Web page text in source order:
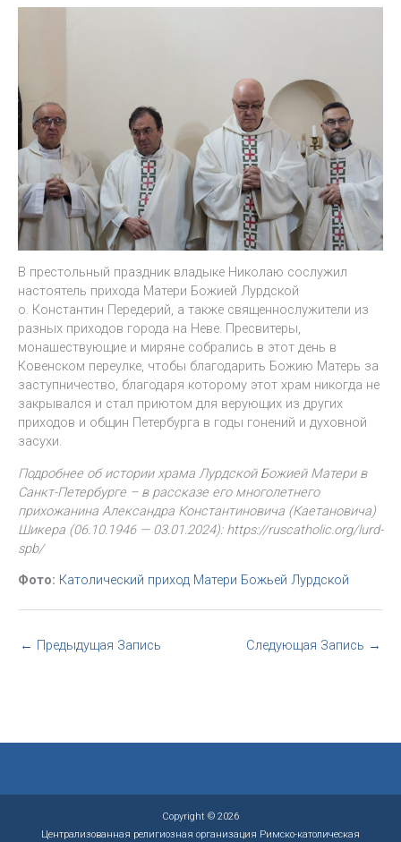
В престольный праздник владыке Николаю сослужил
настоятель прихода Матери Божией Лурдской
о. Константин Передерий, а также священнослужители из
разных приходов города на Неве. Пресвитеры,
монашествующие и миряне собрались в этот день в
Ковенском переулке, чтобы благодарить Божию Матерь за
заступничество, благодаря которому этот храм никогда не
закрывался и стал приютом для верующих из других
приходов и общин Петербурга в годы гонений и духовной
засухи.
Подробнее об истории храма Лурдской Божией Матери в
Санкт-Петербурге – в рассказе его многолетнего
прихожанина Александра Константиновича (Каетановича)
Шикера (06.10.1946 — 03.01.2024): https://ruscatholic.org/lurd-
spb/
Фото: Католический приход Матери Божьей Лурдской
← Предыдущая Запись Следующая Запись →
Copyright © 2026
Централизованная религиозная организация Римско-католическая